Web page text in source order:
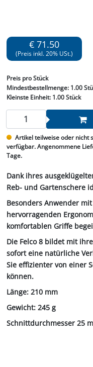
€ 71.50
(Preis inkl. 20% USt.)
Preis pro Stück
Mindestbestellmenge: 1.00
Kleinste Einheit:1.00 Stück
Artikel teilweise oder nicht
verfügbar. Angenommene
Tage.
Dank ihres
Reb- und Gartenschere
Besonders Anwender
hervorragenden
komfortablen Griffe
Die Felco 8 bildet mit
sofort eine natürliche
Sie effizienter von einer
können.
Länge: 210 mm
Gewicht: 245 g
Schnittdurchmesser 25